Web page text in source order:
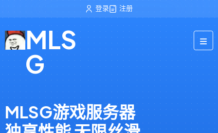
登录 注册
MLS
G
MLSG游戏服务器